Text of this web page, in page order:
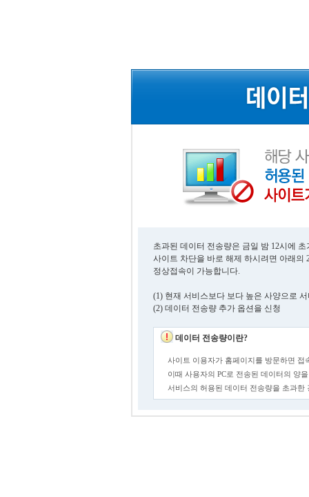
초과된 데이터 전송량은 금일 밤 12시에
사이트 차단을 바로 해제 하시려면 아래의
정상접속이 가능합니다.
(1) 현재 서비스보다 보다 높은 사양으로
(2) 데이터 전송량 추가 옵션을 신청
데이터 전송량이란?
사이트 이용자가 홈페이지를 방문하면 접
이때 사용자의 PC로 전송된 데이터의 양
서비스의 허용된 데이터 전송량을 초과